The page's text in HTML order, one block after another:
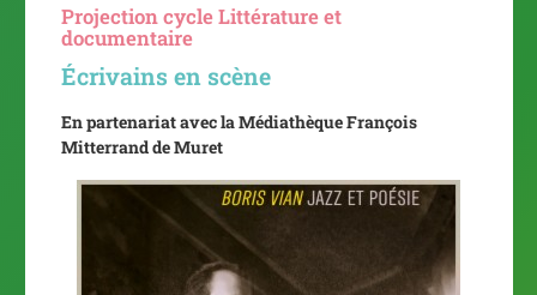
Projection cycle Littérature et
documentaire
Écrivains en scène
En partenariat avec la Médiathèque François
Mitterrand de Muret